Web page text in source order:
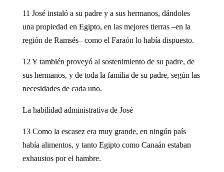
11 José instaló a su padre y a sus hermanos, dándoles
una propiedad en Egipto, en las mejores tierras –en la
región de Ramsés– como el Faraón lo había dispuesto.
12 Y también proveyó al sostenimiento de su padre, de
sus hermanos, y de toda la familia de su padre, según las
necesidades de cada uno.
La habilidad administrativa de José
13 Como la escasez era muy grande, en ningún país
había alimentos, y tanto Egipto como Canaán estaban
exhaustos por el hambre.